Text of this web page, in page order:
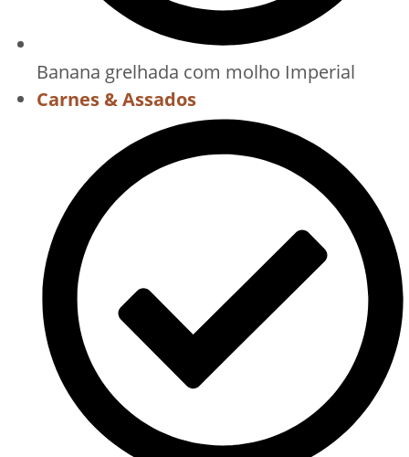
Banana grelhada com molho Imperial
Carnes & Assados